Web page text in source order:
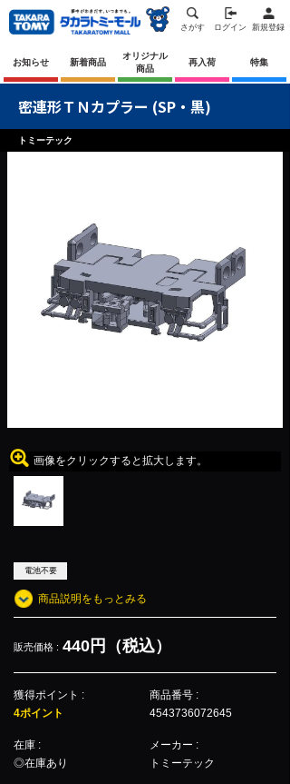
さがす ログイン 新規登録
お知らせ 新着商品
オリジナル
商品
再入荷 特集
密連形ＴＮカプラー (SP・黒)
トミーテック
画像をクリックすると拡大します。
電池不要
商品説明をもっとみる
販売価格 : 440円（税込）
獲得ポイント :
4ポイント
在庫 :
◎在庫あり
商品番号 :
4543736072645
メーカー :
トミーテック